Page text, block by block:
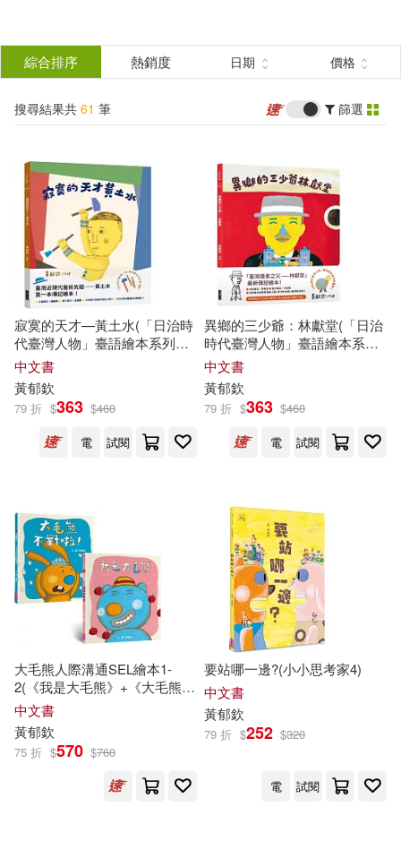
結
分類 (單選)
所有商品(61) 圖書(42)
電子書(14)
作者 (可複選)
黃郁欽(45) 陶樂蒂(13)
劉思源(3) 劉旭恭(3)
子魚(3) 岑澎維(3)
李光福(3) 林武憲(3)
林玫伶(3) 桂文亞(3)
洪淑苓(3) 王宇清(3)
管家琪(3) 蔡淑媖(3)
展開
出版社 (可複選)
親子天下(23) 大塊文化(7)
玉山社(7) 小麥田(4)
字畝文化(3) 小光點(3)
小魯文化(3)
財團法人國語日報社(3)
展開
配送方式 (可複選)
綜合排序 熱銷度 日期 價格
搜尋結果共 61 筆 篩選
寂寞的天才—黃土水(「日治時
代臺灣人物」臺語繪本系列第
二彈!)
中文書
黃郁欽
79 折 $363 $460
電
試閱
異鄉的三少爺：林獻堂(「日治
時代臺灣人物」臺語繪本系列
第三彈!限量贈送精美畫卡隨機
4選1)
中文書
黃郁欽
79 折 $363 $460
電
試閱
大毛熊人際溝通SEL繪本1-
2(《我是大毛熊》+《大毛熊不
對啦!》)
中文書
黃郁欽
75 折 $570 $760
要站哪一邊?(小小思考家4)
中文書
黃郁欽
79 折 $252 $320
電 試閱